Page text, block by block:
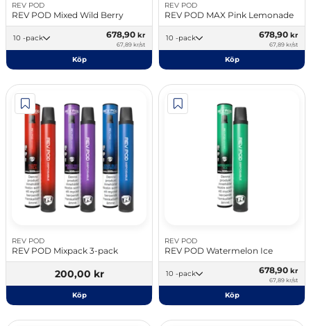
REV POD
REV POD Mixed Wild Berry
10 -pack 678,90 kr
67,89 kr/st
Köp
REV POD
REV POD MAX Pink Lemonade
10 -pack 678,90 kr
67,89 kr/st
Köp
REV POD
REV POD Mixpack 3-pack
200,00 kr
Köp
REV POD
REV POD Watermelon Ice
10 -pack 678,90 kr
67,89 kr/st
Köp